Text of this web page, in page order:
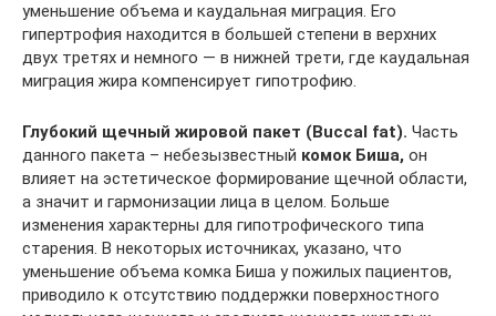
уменьшение объема и каудальная миграция. Его
гипертрофия находится в большей степени в верхних
двух третях и немного — в нижней трети, где каудальная
миграция жира компенсирует гипотрофию.
Глубокий щечный жировой пакет (Buccal fat). Часть
данного пакета – небезызвестный комок Биша, он
влияет на эстетическое формирование щечной области,
а значит и гармонизации лица в целом. Больше
изменения характерны для гипотрофического типа
старения. В некоторых источниках, указано, что
уменьшение объема комка Биша у пожилых пациентов,
приводило к отсутствию поддержки поверхностного